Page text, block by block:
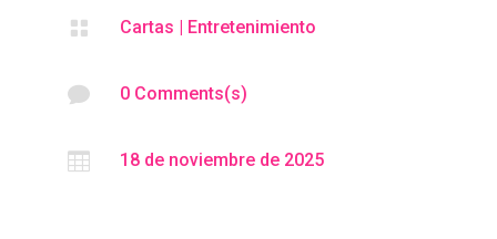
 Cartas | Entretenimiento
 0 Comments(s)
 18 de noviembre de 2025